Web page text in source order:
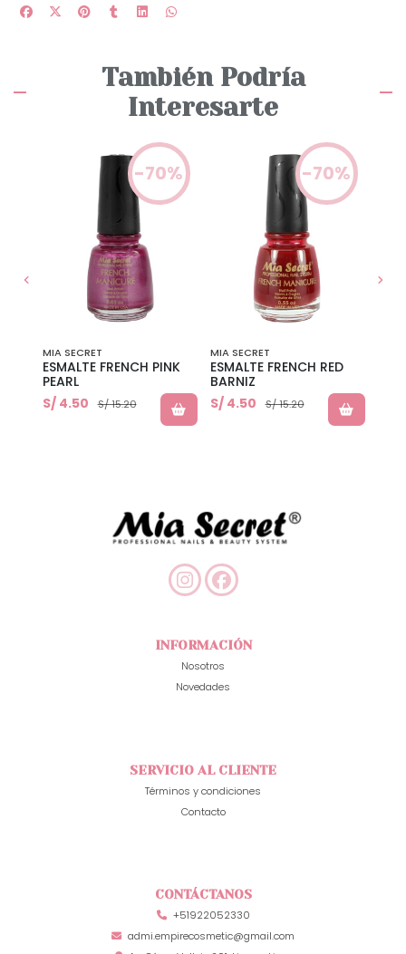
También Podría
Interesarte
-70%
MIA SECRET
ESMALTE FRENCH PINK
PEARL
S/ 4.50
S/ 15.20
-70%
MIA SECRET
ESMALTE FRENCH RED
BARNIZ
S/ 4.50
S/ 15.20
INFORMACIÓN
Nosotros
Novedades
SERVICIO AL CLIENTE
Términos y condiciones
Contacto
CONTÁCTANOS
+51922052330
admi.empirecosmetic@gmail.com